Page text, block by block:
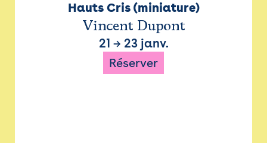
Hauts Cris (miniature)
Vincent Dupont
21 → 23 janv.
Réserver